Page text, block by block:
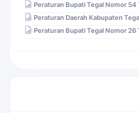
Peraturan Bupati Tegal Nomor
Peraturan Daerah Kabupaten
Peraturan Bupati Tegal Nomor 26